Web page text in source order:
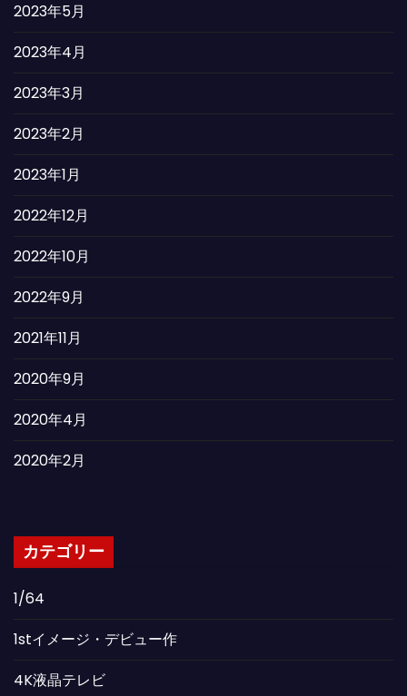
2023年5月
2023年4月
2023年3月
2023年2月
2023年1月
2022年12月
2022年10月
2022年9月
2021年11月
2020年9月
2020年4月
2020年2月
カテゴリー
1/64
1stイメージ・デビュー作
4K液晶テレビ